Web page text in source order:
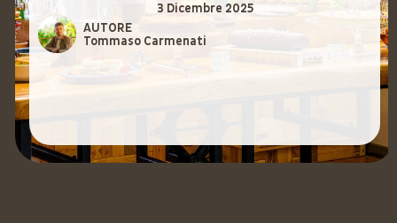
3 Dicembre 2025
AUTORE
Tommaso Carmenati